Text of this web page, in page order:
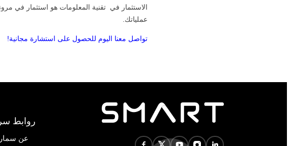
الاستثمار في تقنية المعلومات هو استثمار في
عملياتك.
تواصل معنا اليوم للحصول على استشارة مجانية!
روابط
عن